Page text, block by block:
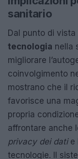
sanitario
Dal punto di vista
tecnologia nella
migliorare
coinvolgimento
mostrano che il
favorisce una
propria
affrontare anche
privacy dei datie
tecnologie. Il